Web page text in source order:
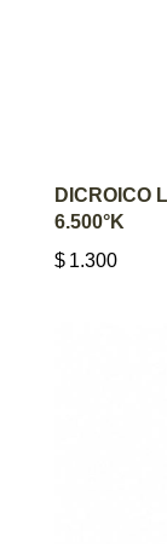
DICROICO
6.500°K
$ 1.300